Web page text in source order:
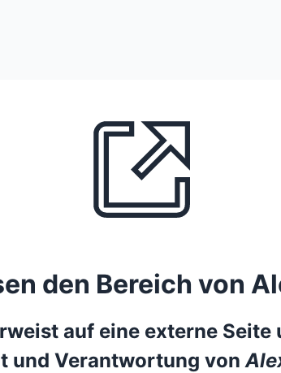
den Bereich von
auf eine externe
und Verantwortung von